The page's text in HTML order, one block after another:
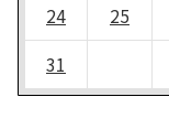
24
25
31